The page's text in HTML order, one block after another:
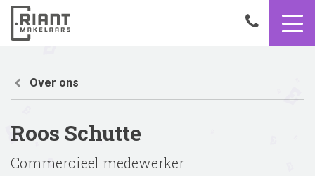
050
9,4
HomeOver ons
Schutte
Roos Schutte
Commercieel medewerker